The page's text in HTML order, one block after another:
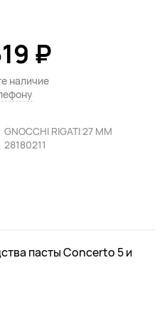
GNOCCHI RIGATI 27 ММ
28180211
₽
наличие
пасты Concerto 5 и